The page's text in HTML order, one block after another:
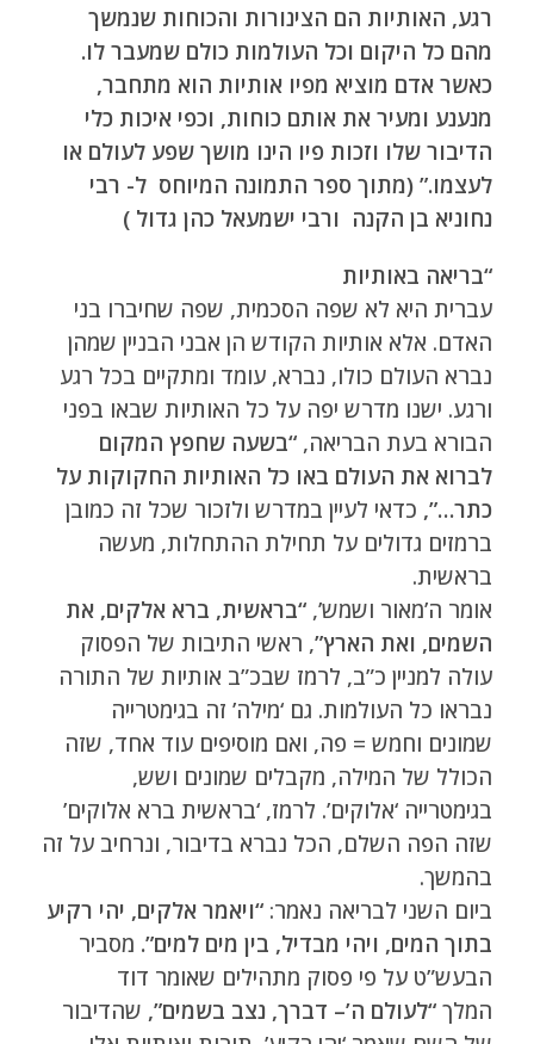
רגע, האותיות הם הצינורות והכוחות שנמשך
מהם כל היקום וכל העולמות כולם שמעבר לו.
כאשר אדם מוציא מפיו אותיות הוא מתחבר,
מנענע ומעיר את אותם כוחות, וכפי איכות כלי
הדיבור שלו וזכות פיו הינו מושך שפע לעולם או
לעצמו.” (מתוך ספר התמונה המיוחס ל- רבי
נחוניא בן הקנה ורבי ישמעאל כהן גדול )
“בריאה באותיות
עברית היא לא שפה הסכמית, שפה שחיברו בני
האדם. אלא אותיות הקודש הן אבני הבניין שמהן
נברא העולם כולו, נברא, עומד ומתקיים בכל רגע
ורגע. ישנו מדרש יפה על כל האותיות שבאו בפני
הבורא בעת הבריאה, “בשעה שחפץ המקום
לברוא את העולם באו כל האותיות החקוקות על
כתר…”, כדאי לעיין במדרש ולזכור שכל זה כמובן
ברמזים גדולים על תחילת ההתחלות, מעשה
בראשית.
אומר ה’מאור ושמש’, “בראשית, ברא אלקים, את
השמים, ואת הארץ”, ראשי התיבות של הפסוק
עולה למניין כ”ב, לרמז שבכ”ב אותיות של התורה
נבראו כל העולמות. גם ‘מילה’ זה בגימטרייה
שמונים וחמש = פה, ואם מוסיפים עוד אחד, שזה
הכולל של המילה, מקבלים שמונים ושש,
בגימטרייה ‘אלוקים’. לרמז, ‘בראשית ברא אלוקים’
שזה הפה השלם, הכל נברא בדיבור, ונרחיב על זה
בהמשך.
ביום השני לבריאה נאמר: “ויאמר אלקים, יהי רקיע
בתוך המים, ויהי מבדיל, בין מים למים”. מסביר
הבעש”ט על פי פסוק מתהילים שאומר דוד
המלך “לעולם ה’– דברך, נצב בשמים”, שהדיבור